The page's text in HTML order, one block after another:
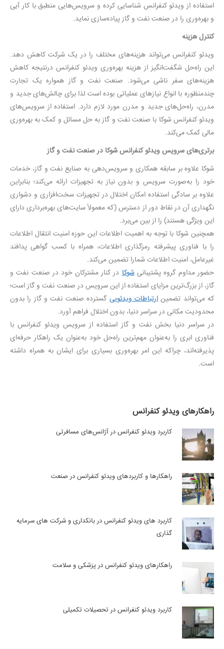
استفاده از ویدئو کنفرانس شناسایی کرده و سرویس‌هایی منطبق با کار آیی
و بهره‌وری را در صنعت نفت و گاز پیاده‌سازی نماید.
کنترل هزینه
ویدئو کنفرانس می‌تواند هزینه‌های مختلف را در یک شرکت کاهش دهد.
این راه‌حل شگفت‌انگیز از هزینه بهره‌وری ویدئو کنفرانس درنتیجه کاهش
هزینه‌های سفر ناشی می‌شود. صنعت نفت و گاز همواره یک تجارت
چندمنظوره با انواع نیازهای عملیاتی بوده است لذا برای چالش‌های جدید و
مدرن، راه‌حل‌های جدید و مدرن مورد لازم دارد. استفاده از سرویس‌های
ویدئو کنفرانس شوکا با صنعت نفت و گاز به حل مسائل و کمک به بهره‌وری
مالی کمک می‌کند.
برتری‌های سرویس ویدئو کنفرانس شوکا در صنعت نفت و گاز
شوکا علاوه بر سابقه همکاری و سرویس‌دهی به صنایع نفت و گاز، خدمات
خود را به‌صورت سرویس و بدون نیاز به تجهیزات ارائه می‌کند؛ بنابراین
علاوه بر سادگی استفاده امکان اختلال در تجهیزات سخت‌افزاری و دشواری
نگهداری آن در نقاط دور از دسترس (که معمولاً سایت‌های بهره‌برداری دارای
این ویژگی هستند) را از بین می‌برد.
همچنین شوکا با توجه به اهمیت اطلاعات این حوزه امنیت انتقال اطلاعات
را با فناوری پیشرفته رمزگذاری اطلاعات، همراه با کسب گواهی پدافند
غیرعامل، امنیت اطلاعات شمارا تضمین می‌کند.
حضور مداوم گروه پشتیبانیشوکادر کنار مشترکان خود در صنعت نفت و
گاز، از بزرگ‌ترین مزایای استفاده از این سرویس در صنعت نفت و گاز است؛
که می‌تواند تضمینارتباطات ویدئویی گسترده صنعت نفت و گاز را بدون
محدودیت مکانی در سراسر دنیا، بدون اختلال فراهم آورد.
در سراسر دنیا بخش نفت و گاز استفاده از سرویس ویدئو کنفرانس با
فناوری ابری را به‌عنوان مهم‌ترین راه‌حل خود به‌عنوان یک راهکار حرفه‌ای
پذیرفته‌اند، چراکه این امر بهره‌وری بسیاری برای ایشان به همراه داشته
است.
راهکارهای ویدئو کنفرانس
کاربرد ویدئو کنفرانس در آژانس‌های مسافرتی
راهکارها و کاربردهای ویدئو کنفرانس در صنعت
کاربرد های ویدئو کنفرانس در بانکداری و شرکت های سرمایه
گذاری
راهکارهای ویدئو کنفرانس در پزشکی و سلامت
کاربرد ویدئو کنفرانس در تحصیلات تکمیلی